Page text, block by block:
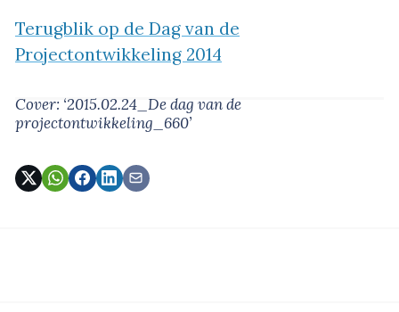
Terugblik op de Dag van de
Projectontwikkeling 2014
Cover: ‘2015.02.24_De dag van de
projectontwikkeling_660’